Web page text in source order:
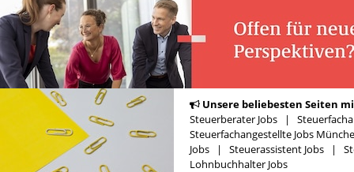
Unsere beliebesten Seiten
Steuerberater Jobs |
Steuerfachangestellte Jobs
Jobs | Steuerassistent Jobs |
Lohnbuchhalter Jobs